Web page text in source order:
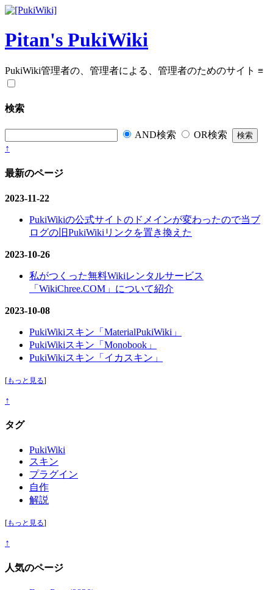
Pitan's PukiWiki
PukiWiki管理者の、管理者による、管理者のためのサイト ≡
検索
AND検索
OR検索
↑
最新のページ
2023-11-22
PukiWikiの公式サイトのドメインが変わったので当ブ
ログの旧PukiWikiリンクを置き換えた
2023-10-26
私がつくった無料Wikiレンタルサービス
「WikiChree.COM」について紹介
2023-10-08
PukiWikiスキン「MaterialPukiWiki」
PukiWikiスキン「Monobook」
PukiWikiスキン「イカスキン」
[もっと見る]
↑
タグ
PukiWiki
スキン
プラグイン
自作
解説
[もっと見る]
↑
人気のページ